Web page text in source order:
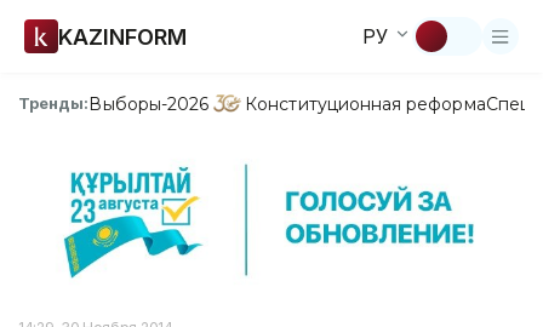
KAZINFORM РУ
Тренды:Выборы-2026 Конституционная реформа